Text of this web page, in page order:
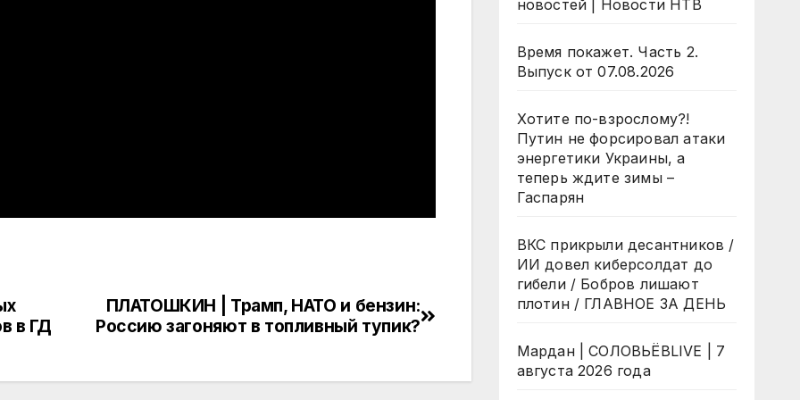
ПЛАТОШКИН | Трамп, НАТО и бензин:
Россию загоняют в топливный тупик?
в ГД
новостей | Новости НТВ
Время покажет. Часть 2.
Выпуск от 07.08.2026
Хотите по-взрослому?!
Путин не форсировал атаки
энергетики Украины, а
теперь ждите зимы –
Гаспарян
ВКС прикрыли десантников /
ИИ довел киберсолдат до
гибели / Бобров лишают
плотин / ГЛАВНОЕ ЗА ДЕНЬ
Мардан | СОЛОВЬЁВLIVE | 7
августа 2026 года